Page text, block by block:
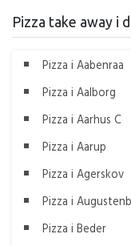
Pizza take away i
Pizza i Aabenraa
Pizza i Aalborg
Pizza i Aarhus C
Pizza i Aarup
Pizza i Agerskov
Pizza i
Pizza i Beder